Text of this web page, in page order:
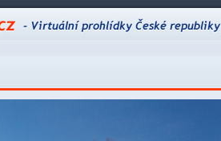
VirtualCzech.cz -